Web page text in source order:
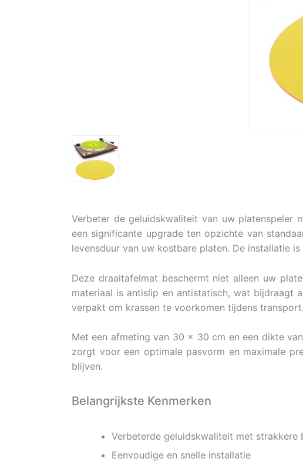
Verbeter de geluidskwaliteit van uw platenspeler
een significante upgrade ten opzichte van
levensduur van uw kostbare platen. De installatie
Deze draaitafelmat beschermt niet alleen uw
materiaal is antislip en antistatisch, wat bijdraagt
verpakt om krassen te voorkomen tijdens transport.
Met een afmeting van 30 x 30 cm en een dikte
zorgt voor een optimale pasvorm en maximale
blijven.
Belangrijkste Kenmerken
Verbeterde geluidskwaliteit met strakkere
Eenvoudige en snelle installatie